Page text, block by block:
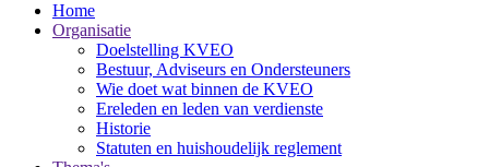
Home
Organisatie
Doelstelling KVEO
Bestuur, Adviseurs en Ondersteuners
Wie doet wat binnen de KVEO
Ereleden en leden van verdienste
Historie
Statuten en huishoudelijk reglement